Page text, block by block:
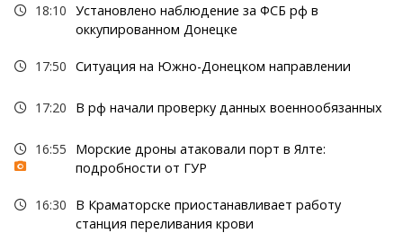
18:10 Установлено наблюдение за ФСБ рф в
оккупированном Донецке
17:50 Ситуация на Южно-Донецком направлении
17:20 В рф начали проверку данных военнообязанных
16:55
Морские дроны атаковали порт в Ялте:
подробности от ГУР
16:30
В Краматорске приостанавливает работу
станция переливания крови